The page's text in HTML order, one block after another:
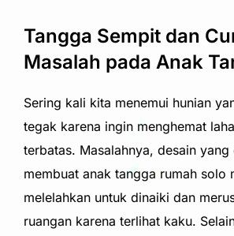
Tangga Sempit dan
Masalah pada Anak
Sering kali kita menemui hunian
tegak karena ingin menghemat
terbatas. Masalahnya, desain
membuat anak tangga rumah solo
melelahkan untuk dinaiki dan
ruangan karena terlihat kaku.